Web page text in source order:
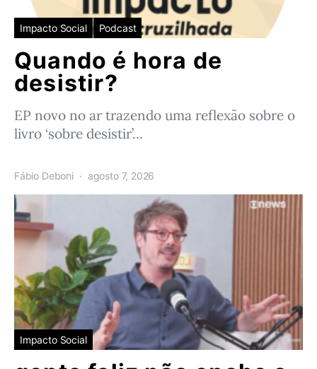
Impacto Social Podcast
Quando é hora de
desistir?
EP novo no ar trazendo uma reflexão sobre o
livro ‘sobre desistir’…
Fábio Deboni agosto 7, 2026
Impacto Social